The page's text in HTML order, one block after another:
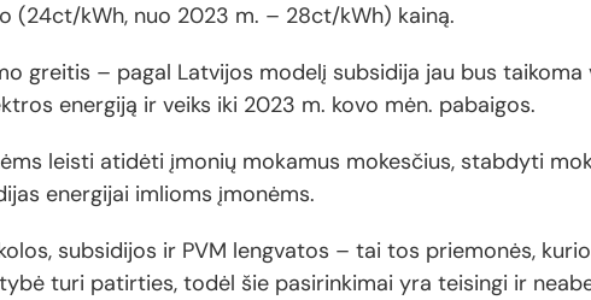
(24ct/kWh, nuo 2023 m. – 28ct/kWh) kainą.
greitis – pagal Latvijos modelį subsidija jau bus
energiją ir veiks iki 2023 m. kovo mėn. pabaigos.
leisti atidėti įmonių mokamus mokesčius, stabdyti
energijai imlioms įmonėms.
subsidijos ir PVM lengvatos – tai tos priemonės,
turi patirties, todėl šie pasirinkimai yra teisingi ir